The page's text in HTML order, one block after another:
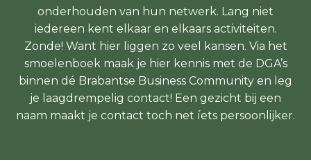
onderhouden van hun netwerk. Lang niet
iedereen kent elkaar en elkaars activiteiten.
Zonde! Want hier liggen zo veel kansen. Via het
smoelenboek maak je hier kennis met de DGA’s
binnen dé Brabantse Business Community en leg
je laagdrempelig contact! Een gezicht bij een
naam maakt je contact toch net íets persoonlijker.